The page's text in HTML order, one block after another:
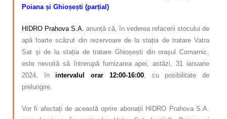
Poiana și Ghioșești (parțial)
HIDRO Prahova S.A. anunță că, în vederea refacerii stocului de
apă foarte scăzut din rezervoare de la stația de tratare Vatra
Sat și de la stația de tratare Ghioșești din orașul Comarnic,
este nevoită să întrerupă furnizarea apei, astăzi, 31 ianuarie
2024, înintervalul orar 12:00-16:00, cu posibilitate de
prelungire.
Vor fi afectați de această oprire abonații HIDRO Prahova S.A.